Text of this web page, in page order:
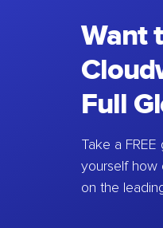
Want
Full
Take a
yourself how
on the